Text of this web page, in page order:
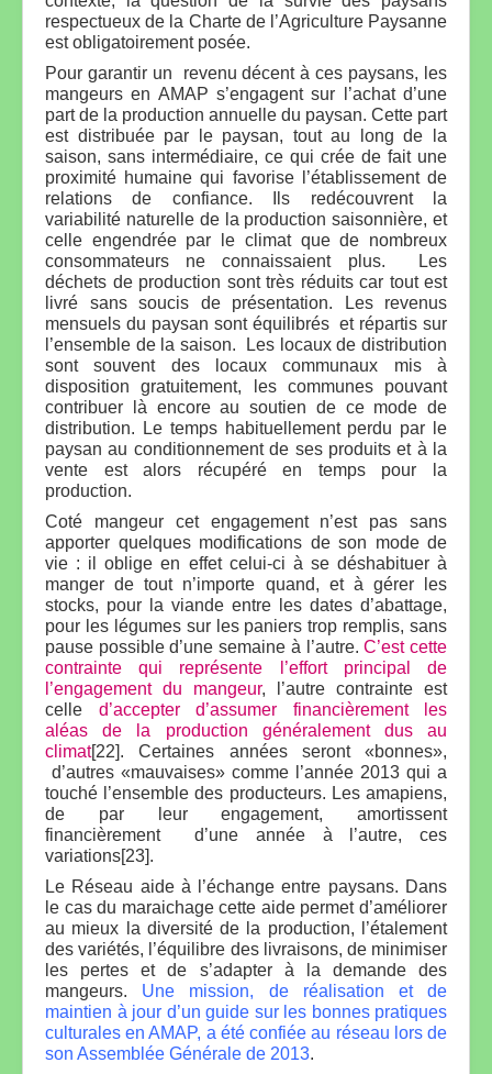
respectueux de la Charte de l’Agriculture Paysanne
est obligatoirement posée.
Pour garantir un revenu décent à ces paysans, les
mangeurs en AMAP s’engagent sur l’achat d’une
part de la production annuelle du paysan. Cette part
est distribuée par le paysan, tout au long de la
saison, sans intermédiaire, ce qui crée de fait une
proximité humaine qui favorise l’établissement de
relations de confiance. Ils redécouvrent la
variabilité naturelle de la production saisonnière, et
celle engendrée par le climat que de nombreux
consommateurs ne connaissaient plus. Les
déchets de production sont très réduits car tout est
livré sans soucis de présentation. Les revenus
mensuels du paysan sont équilibrés et répartis sur
l’ensemble de la saison. Les locaux de distribution
sont souvent des locaux communaux mis à
disposition gratuitement, les communes pouvant
contribuer là encore au soutien de ce mode de
distribution. Le temps habituellement perdu par le
paysan au conditionnement de ses produits et à la
vente est alors récupéré en temps pour la
production.
Coté mangeur cet engagement n’est pas sans
apporter quelques modifications de son mode de
vie : il oblige en effet celui-ci à se déshabituer à
manger de tout n’importe quand, et à gérer les
stocks, pour la viande entre les dates d’abattage,
pour les légumes sur les paniers trop remplis, sans
pause possible d’une semaine à l’autre.C’est cette
contrainte qui représente l’effort principal de
l’engagement du mangeur, l’autre contrainte est
celle d’accepter d’assumer financièrement les
aléas de la production généralement dus au
climat[22]. Certaines années seront «bonnes»,
d’autres «mauvaises» comme l’année 2013 qui a
touché l’ensemble des producteurs. Les amapiens,
de par leur engagement, amortissent
financièrement d’une année à l’autre, ces
variations[23].
Le Réseau aide à l’échange entre paysans. Dans
le cas du maraichage cette aide permet d’améliorer
au mieux la diversité de la production, l’étalement
des variétés, l’équilibre des livraisons, de minimiser
les pertes et de s’adapter à la demande des
mangeurs. Une mission, de réalisation et de
maintien à jour d’un guide sur les bonnes pratiques
culturales en AMAP, a été confiée au réseau lors de
son Assemblée Générale de 2013.